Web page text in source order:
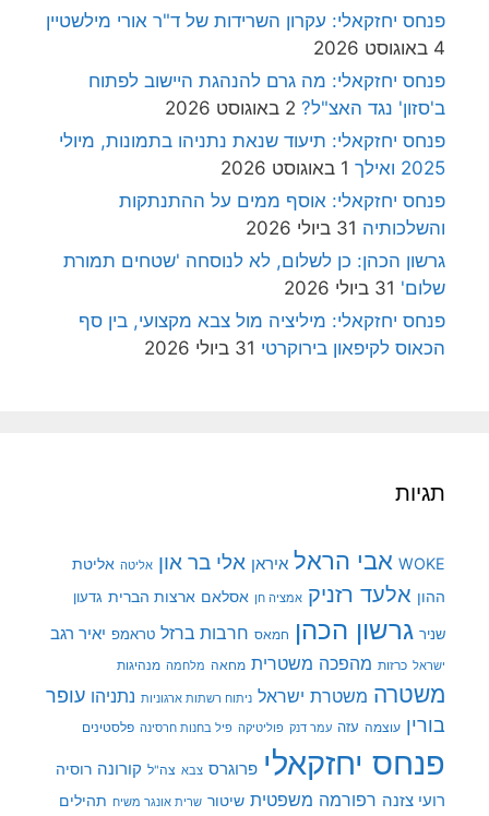
פנחס יחזקאלי: עקרון השרידות של ד"ר אורי מילשטיין
4 באוגוסט 2026
פנחס יחזקאלי: מה גרם להנהגת היישוב לפתוח
ב'סזון' נגד האצ"ל? 2 באוגוסט 2026
פנחס יחזקאלי: תיעוד שנאת נתניהו בתמונות, מיולי
2025 ואילך
1 באוגוסט 2026
פנחס יחזקאלי: אוסף ממים על ההתנתקות
והשלכותיה 31 ביולי 2026
גרשון הכהן: כן לשלום, לא לנוסחה 'שטחים תמורת
שלום' 31 ביולי 2026
פנחס יחזקאלי: מיליציה מול צבא מקצועי, בין סף
הכאוס לקיפאון בירוקרטי 31 ביולי 2026
תגיות
WOKE אבי הראל איראן אלי בר און אליטה אליטת
ההון אלעד רזניק אמציה חן אסלאם ארצות הברית גדעון
שניר גרשון הכהן חמאס חרבות ברזל טראמפ יאיר רגב
ישראל כרזות מהפכה משטרית מחאה מלחמה מנהיגות
משטרה משטרת ישראל ניתוח רשתות ארגוניות נתניהו עופר
בורין עוצמה עזה עמר דנק פוליטיקה פיל בחנות חרסינה פלסטינים
פנחס יחזקאלי פרוגרס צבא צה"ל קורונה רוסיה
רועי צזנה רפורמה משפטית שיטור שרית אונגר משיח תהילים